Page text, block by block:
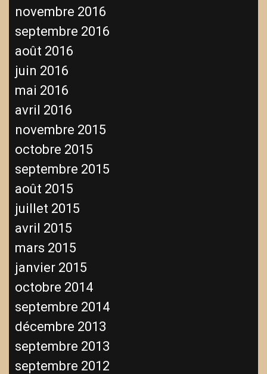
novembre 2016
septembre 2016
août 2016
juin 2016
mai 2016
avril 2016
novembre 2015
octobre 2015
septembre 2015
août 2015
juillet 2015
avril 2015
mars 2015
janvier 2015
octobre 2014
septembre 2014
décembre 2013
septembre 2013
septembre 2012